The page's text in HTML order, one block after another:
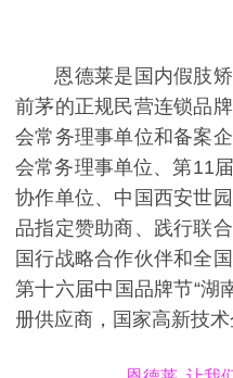
恩德莱是国内假肢
前茅的正规民营连锁品
会常务理事单位和备案
会常务理事单位、第11
协作单位、中国西安世
品指定赞助商、践行联
国行战略合作伙伴和全
第十六届中国品牌节“湖
册供应商，国家高新技